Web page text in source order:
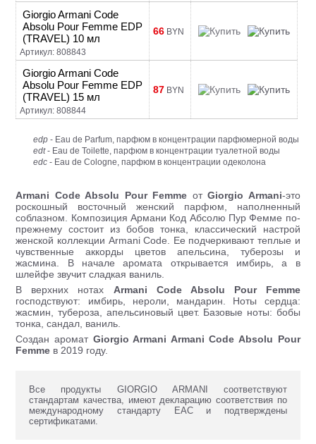
Giorgio Armani Code
Absolu Pour Femme EDP
(TRAVEL) 10 мл
Артикул: 808843
66 BYN
Giorgio Armani Code
Absolu Pour Femme EDP
(TRAVEL) 15 мл
Артикул: 808844
87 BYN
edp - Eau de Parfum, парфюм в концентрации парфюмерной воды
edt- Eau de Toilette, парфюм в концентрации туалетной воды
edc - Eau de Cologne, парфюм в концентрации одеколона
Armani Code Absolu Pour Femme отGiorgio Armani-это
роскошный восточный женский парфюм, наполненный
соблазном. Композиция Армани Код Абсолю Пур Фемме по-
прежнему состоит из бобов тонка, классический настрой
женской коллекции Armani Code. Ее подчеркивают теплые и
чувственные аккорды цветов апельсина, туберозы и
жасмина. В начале аромата открывается имбирь, а в
шлейфе звучит сладкая ваниль.
В верхних нотах Armani Code Absolu Pour Femme
господствуют: имбирь, нероли, мандарин. Ноты сердца:
жасмин, тубероза, апельсиновый цвет. Базовые ноты: бобы
тонка, сандал, ваниль.
Создан аромат Giorgio Armani Armani Code Absolu Pour
Femme в 2019 году.
Все продукты GIORGIO ARMANI соответствуют
стандартам качества, имеют декларацию соответствия по
международному стандарту ЕАС и подтверждены
сертификатами.